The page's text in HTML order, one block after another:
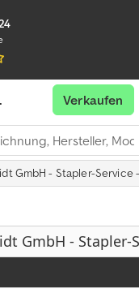
Verkaufen
GmbH - Stapler-
GmbH - Stapler-